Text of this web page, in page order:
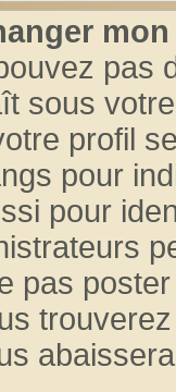
pas
sous
profil
pour
pour
pas